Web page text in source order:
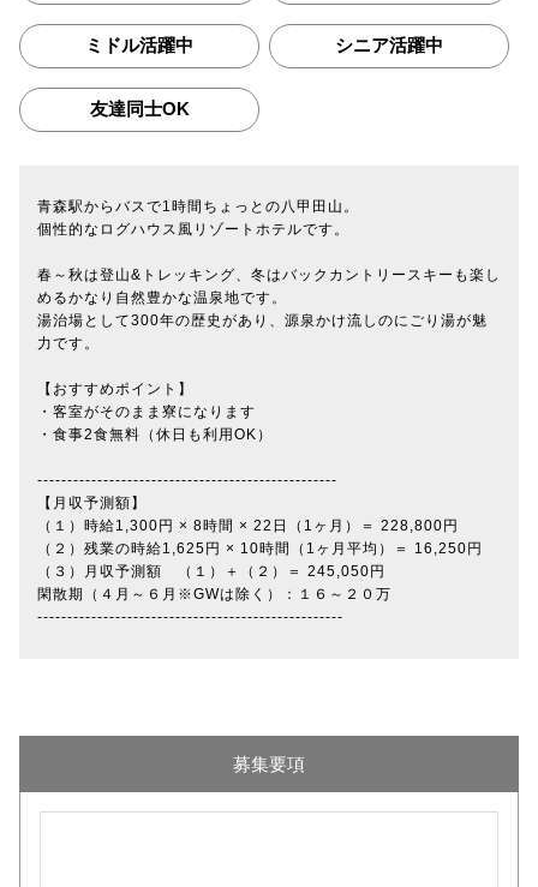
ミドル活躍中 シニア活躍中
友達同士OK
青森駅からバスで1時間ちょっとの八甲田山。
個性的なログハウス風リゾートホテルです。
春～秋は登山&トレッキング、冬はバックカントリースキーも楽し
めるかなり自然豊かな温泉地です。
湯治場として300年の歴史があり、源泉かけ流しのにごり湯が魅
力です。
【おすすめポイント】
・客室がそのまま寮になります
・食事2食無料（休日も利用OK）
--------------------------------------------------
【月収予測額】
（１）時給1,300円 × 8時間 × 22日（1ヶ月）＝ 228,800円
（２）残業の時給1,625円 × 10時間（1ヶ月平均）＝ 16,250円
（３）月収予測額 （１）＋（２）＝ 245,050円
閑散期（４月～６月※GWは除く）：１６～２０万
---------------------------------------------------
募集要項